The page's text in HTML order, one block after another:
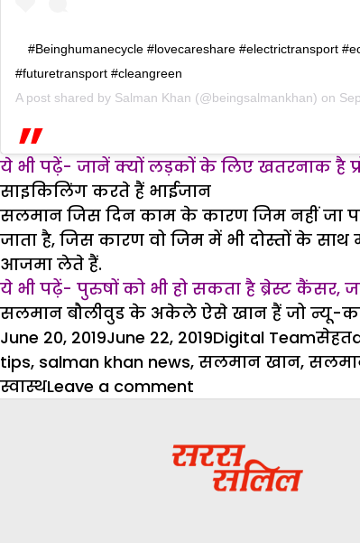
#Beinghumanecycle #lovecareshare #electrictransport
#futuretransport #cleangreen
A post shared by Salman Khan (@beingsalmankhan) on
ये भी पढ़ें- जानें क्यों लड़कों के लिए खतरनाक है
साइकिलिंग करते हैं भाईजान
सलमान जिस दिन काम के कारण जिम नहीं जा
जाता है, जिस कारण वो जिम में भी दोस्तों के
आजमा लेते हैं.
ये भी पढ़ें- पुरुषों को भी हो सकता है ब्रेस्ट कैंसर,
सलमान बौलीवुड के अकेले ऐसे खान हैं जो न्यू-
Posted
on
June 20, 2019June 22, 2019Author
Digital Teamसेहत
tips, salman khan news, सलमान खान,
स्वास्थLeave a comment
चाहते